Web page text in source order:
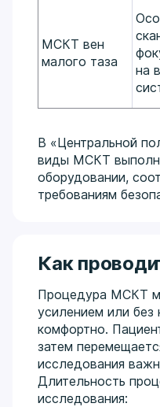
МСКТ вен
малого таза
на
В «Центральной
виды МСКТ
оборудовании,
требованиям
Как
Процедура МСКТ
усилением или без
комфортно.
затем
исследования
Длительность
исследования: